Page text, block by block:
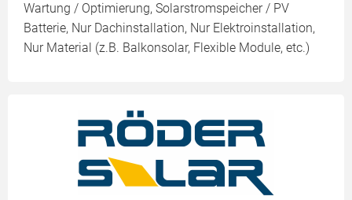
Wartung / Optimierung, Solarstromspeicher / PV
Batterie, Nur Dachinstallation, Nur Elektroinstallation,
Nur Material (z.B. Balkonsolar, Flexible Module, etc.)